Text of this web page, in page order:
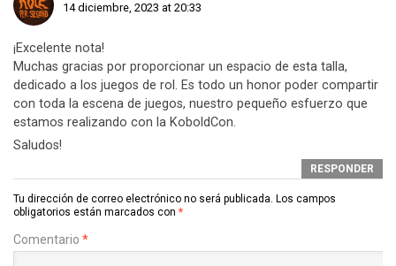
14 diciembre, 2023 at 20:33
¡Excelente nota!
Muchas gracias por proporcionar un espacio de esta talla,
dedicado a los juegos de rol. Es todo un honor poder compartir
con toda la escena de juegos, nuestro pequeño esfuerzo que
estamos realizando con la KoboldCon.
Saludos!
RESPONDER
Tu dirección de correo electrónico no será publicada. Los campos
obligatorios están marcados con *
Comentario *